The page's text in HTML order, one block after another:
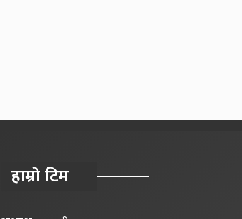
हाम्राे टिम